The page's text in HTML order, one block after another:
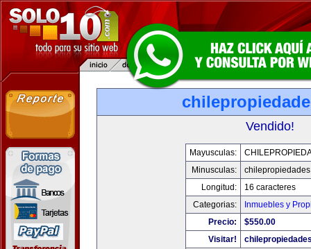
Vendido!
Mayusculas:
Minusculas:
Longitud:
16 caracteres
Categorias:
Inmuebles y
Precio:
$550.00
Visitar!